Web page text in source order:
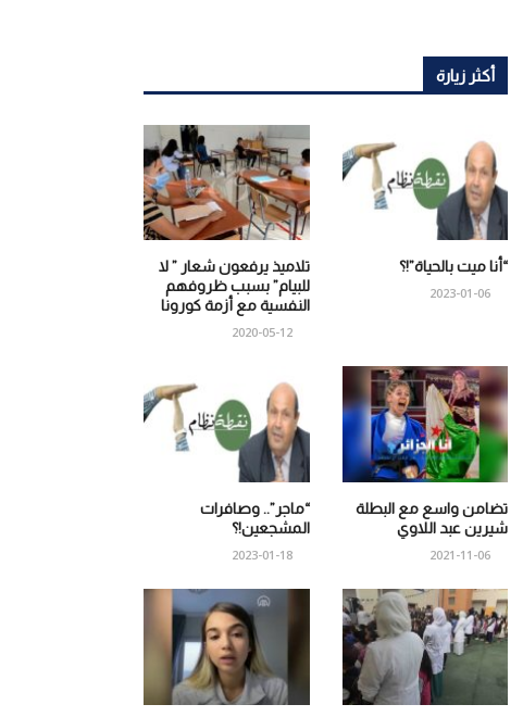
أكثر زيارة
تلاميذ يرفعون شعار ” لا
للبيام” بسبب ظروفهم
النفسية مع أزمة كورونا
2020-05-12
“أنا ميت بالحياة”!؟
2023-01-06
“ماجر”.. وصافرات
المشجعين!؟
2023-01-18
تضامن واسع مع البطلة
شيرين عبد اللاوي
2021-11-06